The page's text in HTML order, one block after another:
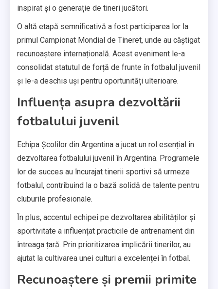
inspirat și o generație de tineri jucători.
O altă etapă semnificativă a fost participarea lor la
primul Campionat Mondial de Tineret, unde au câștigat
recunoaștere internațională. Acest eveniment le-a
consolidat statutul de forță de frunte în fotbalul juvenil
și le-a deschis uși pentru oportunități ulterioare.
Influența asupra dezvoltării
fotbalului juvenil
Echipa Școlilor din Argentina a jucat un rol esențial în
dezvoltarea fotbalului juvenil în Argentina. Programele
lor de succes au încurajat tinerii sportivi să urmeze
fotbalul, contribuind la o bază solidă de talente pentru
cluburile profesionale.
În plus, accentul echipei pe dezvoltarea abilităților și
sportivitate a influențat practicile de antrenament din
întreaga țară. Prin prioritizarea implicării tinerilor, au
ajutat la cultivarea unei culturi a excelenței în fotbal.
Recunoaștere și premii primite